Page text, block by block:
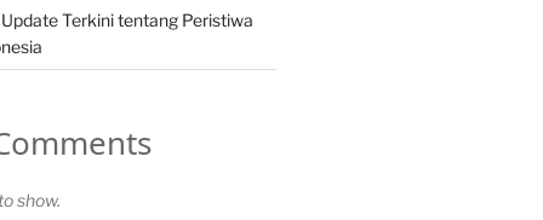
Terkini tentang Peristiwa
show.